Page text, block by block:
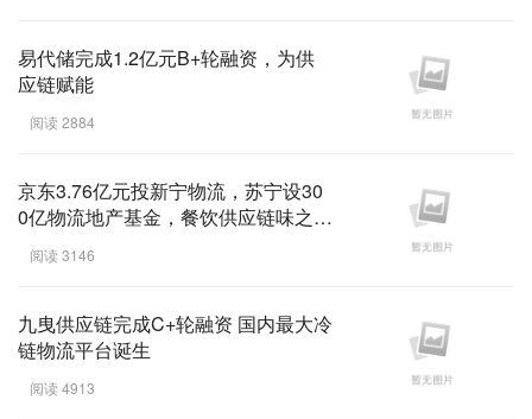
易代储完成1.2亿元B+轮融资，为供
应链赋能
阅读 2884
京东3.76亿元投新宁物流，苏宁设30
0亿物流地产基金，餐饮供应链味之家
融资数千万元 ...
阅读 3146
九曳供应链完成C+轮融资 国内最大冷
链物流平台诞生
阅读 4913